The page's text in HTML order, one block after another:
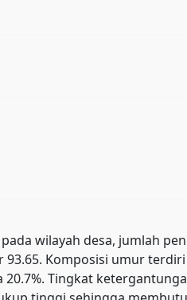
wilayah desa, jumlah
Komposisi umur
Tingkat